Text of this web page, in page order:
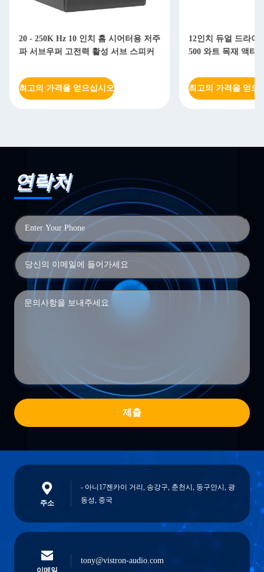
20 - 250K Hz 10 인치 홈 시어터용 저주
파 서브우퍼 고전력 활성 서브 스피커
최고의 가격을 얻으십시오
12인치 듀얼 드라이
500 와트 목재 액티
최고의 가격을 얻으
연락처
제출
주소
- 아니17젠카이 거리, 송강구, 춘천시, 둥구안시, 광
동성, 중국
이메일
tony@vistron-audio.com